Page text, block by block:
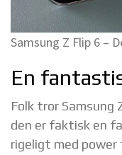
Samsung Z Flip 6 –
En
Folk tror Samsung
den er faktisk en
rigeligt med